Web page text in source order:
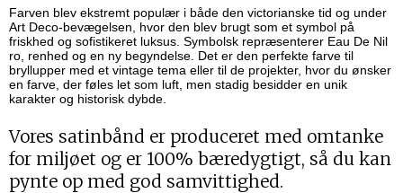
Farven blev ekstremt populær i både den victorianske tid og under
Art Deco-bevægelsen, hvor den blev brugt som et symbol på
friskhed og sofistikeret luksus. Symbolsk repræsenterer Eau De Nil
ro, renhed og en ny begyndelse. Det er den perfekte farve til
bryllupper med et vintage tema eller til de projekter, hvor du ønsker
en farve, der føles let som luft, men stadig besidder en unik
karakter og historisk dybde.
Vores satinbånd er produceret med omtanke
for miljøet og er 100% bæredygtigt, så du kan
pynte op med god samvittighed.